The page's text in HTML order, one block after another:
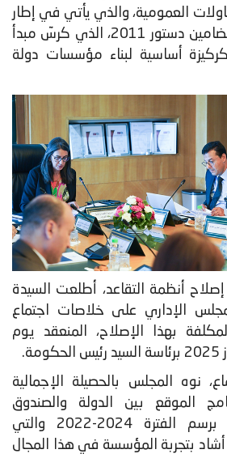
العمومية، والذي يأتي في إطار
التفعيل الأمثل لمضامين دستور 2011، الذي كرسّ مبدأ
كركيزة أساسية لبناء مؤسسات دولة
أنظمة التقاعد، أطلعت السيدة
الإداري على خلاصات اجتماع
بهذا الإصلاح، المنعقد يوم
نوه المجلس بالحصيلة الإجمالية
الموقع بين الدولة والصندوق
المغربي للتقاعد برسم الفترة 2024-2022 والتي
%91 كما أشاد بتجربة المؤسسة في هذا المجال